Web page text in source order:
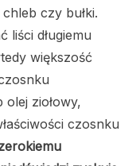
czy bułki.
liści długiemu
większość
olej ziołowy,
czosnku